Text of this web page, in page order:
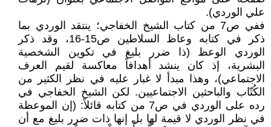
علي الوردي).
ففي ص7 من كتاب الشيخ الخفاجي؛ ينتقد الوردي بما
ذكر في كتابه وعاظ السلاطين ص15-16، وقد ذكر
الوردي الوعظ (ذا ضرر بليغ في تكوين الشخصية
البشرية، إذ كان ينشد أهدافاً معاكسة لقيم العرف
الاجتماعي)، وهذا مبدأ لا غبار عليه في نظر الكثير من
الكُتّاب والباحثين الاجتماعيين. لكن الشيخ الخفاجي في
رده على الوردي في ص7 من كتابه قائلاً: (إن الموعظة
في نظر الوردي لا قيمة لها بل إنها ذات ضرر بليغ مع أن